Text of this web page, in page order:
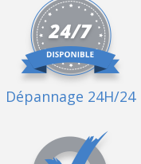
Dépannage 24H/24